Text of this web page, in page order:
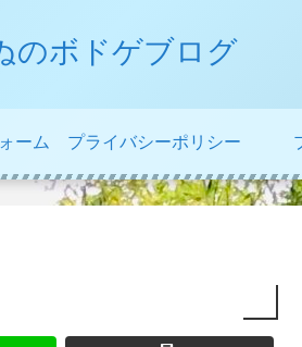
のボドゲブログ
ーム プライバシーポリシー